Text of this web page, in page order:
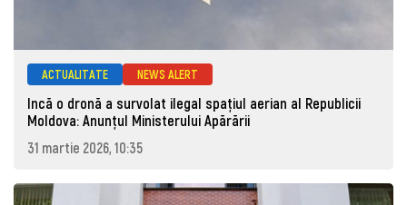
ACTUALITATE NEWS ALERT
Incă o dronă a survolat ilegal spațiul aerian al Republicii
Moldova: Anunţul Ministerului Apărării
31 martie 2026, 10:35